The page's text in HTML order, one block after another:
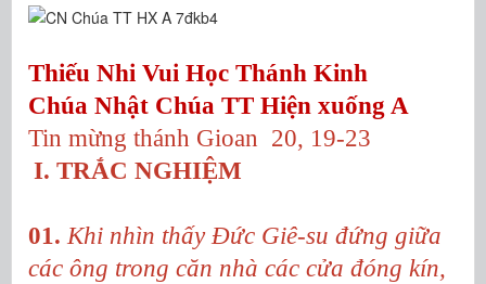
Thiếu Nhi Vui Học Thánh Kinh
Chúa Nhật Chúa TT Hiện xuống A
Tin mừng thánh Gioan 20, 19-23
I. TRẮC NGHIỆM
01. Khi nhìn thấy Đức Giê-su đứng giữa
các ông trong căn nhà các cửa đóng kín,